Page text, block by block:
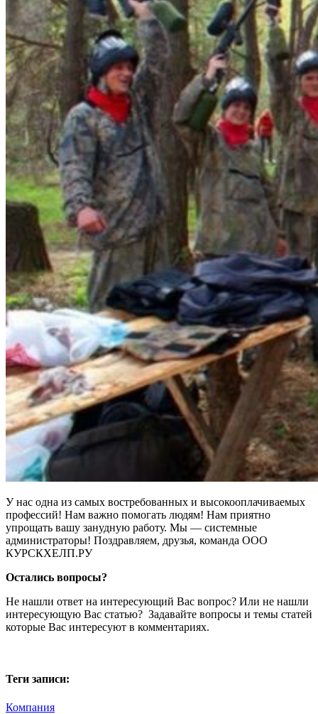
У нас одна из самых востребованных и высокооплачиваемых
профессий! Нам важно помогать людям! Нам приятно
упрощать вашу занудную работу. Мы — системные
администраторы! Поздравляем, друзья, команда ООО
КУРСКХЕЛП.РУ
Остались вопросы?
Не нашли ответ на интересующий Вас вопрос? Или не нашли
интересующую Вас статью? Задавайте вопросы и темы статей
которые Вас интересуют в комментариях.
Теги записи:
Компания